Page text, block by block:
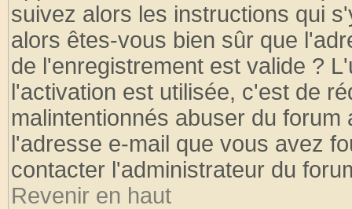
suivez alors les instructions qui
alors êtes-vous bien sûr que
de l'enregistrement est valide ?
l'activation est utilisée, c'est de
malintentionnés abuser du
l'adresse e-mail que vous avez
contacter l'administrateur du
Revenir en haut